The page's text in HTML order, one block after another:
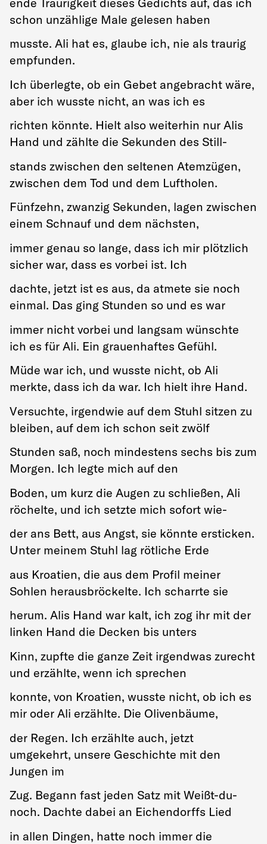
schon unzählige Male gelesen haben
musste. Ali hat es, glaube ich, nie als traurig
empfunden.
Ich überlegte, ob ein Gebet angebracht wäre,
aber ich wusste nicht, an was ich es
richten könnte. Hielt also weiterhin nur Alis
Hand und zählte die Sekunden des Still-
stands zwischen den seltenen Atemzügen,
zwischen dem Tod und dem Luftholen.
Fünfzehn, zwanzig Sekunden, lagen zwischen
einem Schnauf und dem nächsten,
immer genau so lange, dass ich mir plötzlich
sicher war, dass es vorbei ist. Ich
dachte, jetzt ist es aus, da atmete sie noch
einmal. Das ging Stunden so und es war
immer nicht vorbei und langsam wünschte
ich es für Ali. Ein grauenhaftes Gefühl.
Müde war ich, und wusste nicht, ob Ali
merkte, dass ich da war. Ich hielt ihre Hand.
Versuchte, irgendwie auf dem Stuhl sitzen zu
bleiben, auf dem ich schon seit zwölf
Stunden saß, noch mindestens sechs bis zum
Morgen. Ich legte mich auf den
Boden, um kurz die Augen zu schließen, Ali
röchelte, und ich setzte mich sofort wie-
der ans Bett, aus Angst, sie könnte ersticken.
Unter meinem Stuhl lag rötliche Erde
aus Kroatien, die aus dem Profil meiner
Sohlen herausbröckelte. Ich scharrte sie
herum. Alis Hand war kalt, ich zog ihr mit der
linken Hand die Decken bis unters
Kinn, zupfte die ganze Zeit irgendwas zurecht
und erzählte, wenn ich sprechen
konnte, von Kroatien, wusste nicht, ob ich es
mir oder Ali erzählte. Die Olivenbäume,
der Regen. Ich erzählte auch, jetzt
umgekehrt, unsere Geschichte mit den
Jungen im
Zug. Begann fast jeden Satz mit Weißt-du-
noch. Dachte dabei an Eichendorffs Lied
in allen Dingen, hatte noch immer die